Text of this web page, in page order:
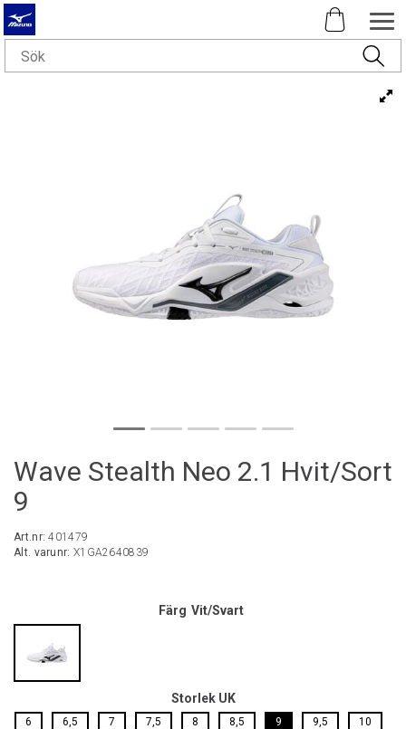
Wave Stealth Neo 2.1 Hvit/Sort
9
Art.nr:401479
Alt. varunr: X1GA2640839
Färg Vit/Svart
Storlek UK
6 6,5 7 7,5 8 8,5 9 9,5 10